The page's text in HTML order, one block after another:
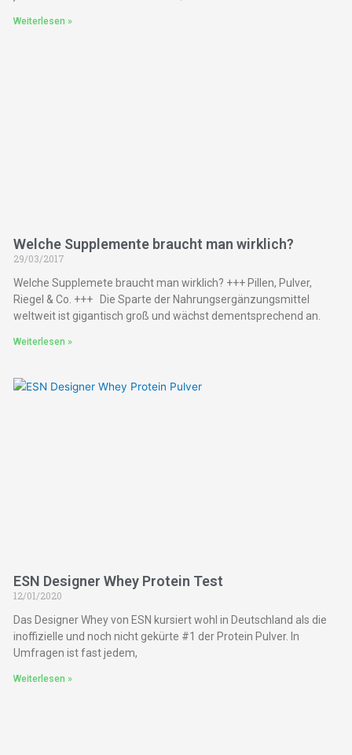
Weiterlesen »
Welche Supplemente braucht man wirklich?
29/03/2017
Welche Supplemete braucht man wirklich? +++ Pillen, Pulver,
Riegel & Co. +++ Die Sparte der Nahrungsergänzungsmittel
weltweit ist gigantisch groß und wächst dementsprechend an.
Weiterlesen »
ESN Designer Whey Protein Test
12/01/2020
Das Designer Whey von ESN kursiert wohl in Deutschland als die
inoffizielle und noch nicht gekürte #1 der Protein Pulver. In
Umfragen ist fast jedem,
Weiterlesen »